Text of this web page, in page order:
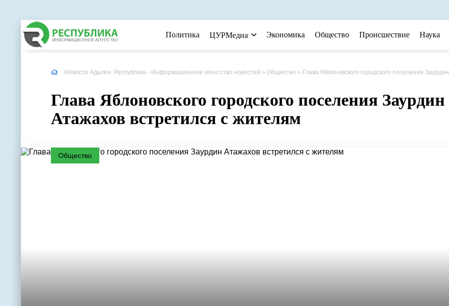
Политика ЦУРМедиа Экономика Общество Происшествие Наука
Новости Адыгеи. Республика - Информационное агентство новостей » Общество » Глава Яблоновского городского поселения Заурдин Атажахов встретился с жителям
Глава Яблоновского городского поселения Заурдин
Атажахов встретился с жителям
Общество